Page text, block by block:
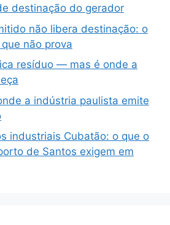
destinação do gerador
não libera destinação: o
não prova
resíduo — mas é onde a
a indústria paulista emite
industriais Cubatão: o que o
de Santos exigem em